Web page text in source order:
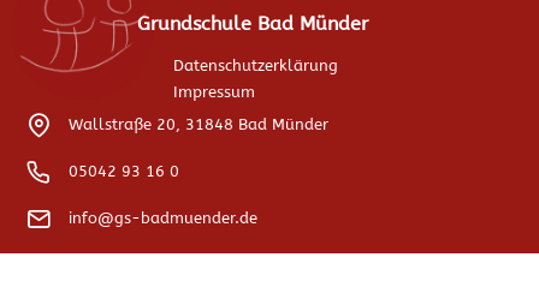
Grundschule Bad Münder
Datenschutzerklärung
Impressum
Wallstraße 20, 31848 Bad Münder
05042 93 16 0
info@gs-badmuender.de